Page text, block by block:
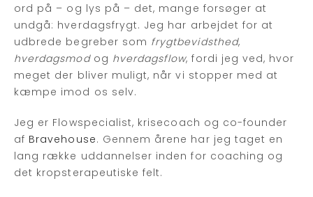
ord på – og lys på – det, mange forsøger at
undgå: hverdagsfrygt. Jeg har arbejdet for at
udbrede begreber som frygtbevidsthed,
hverdagsmodog hverdagsflow, fordi jeg ved, hvor
meget der bliver muligt, når vi stopper med at
kæmpe imod os selv.
Jeg er Flowspecialist, krisecoach og co-founder
af Bravehouse. Gennem årene har jeg taget en
lang række uddannelser inden for coaching og
det kropsterapeutiske felt.